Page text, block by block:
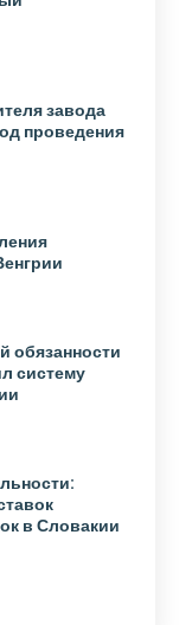
завода
проведения
обязанности
систему
в Словакии